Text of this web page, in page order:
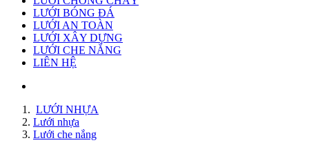
LƯỚI BÓNG ĐÁ
LƯỚI AN TOÀN
LƯỚI XÂY DỰNG
LƯỚI CHE NẮNG
LIÊN HỆ
LƯỚI NHỰA
Lưới nhựa
Lưới che nắng